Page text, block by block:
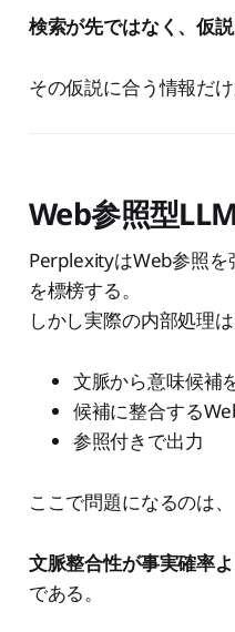
検索が先ではなく、仮
その仮説に合う情報だけ
Web参照型
PerplexityはWeb参照を
を標榜する。
しかし実際の内部処理は
文脈から意味候補
候補に整合する
参照付きで出力
ここで問題になるのは、
文脈整合性が事実確率
である。